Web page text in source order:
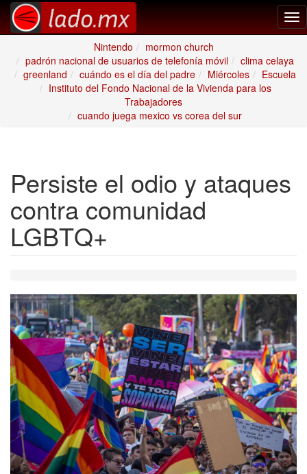
Nintendo
mormon church
padrón nacional de usuarios de telefonía móvil
clima celaya
greenland
cuándo es el día del padre Miércoles
Escuela
Instituto del Fondo Nacional de la Vivienda para los
Trabajadores
cuando juega mexico vs corea del sur
Persiste el odio y ataques
contra comunidad
LGBTQ+